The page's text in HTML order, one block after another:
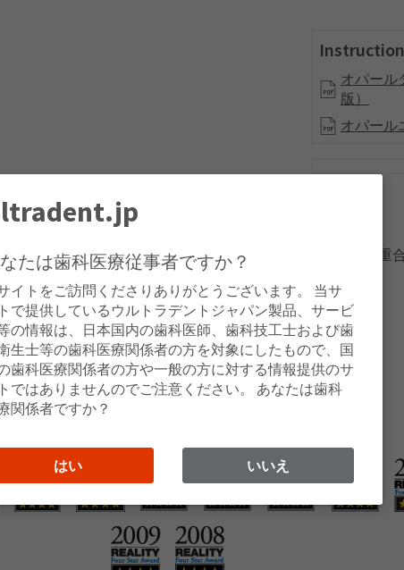
オパール
版）
オパール
保護します。オパールダムOPを塗布した後、むらなく光重
たは歯科医療従事者ですか？
イトをご訪問くださりありがとうございます。 当サ
で提供しているウルトラデントジャパン製品、サービ
の情報は、日本国内の歯科医師、歯科技工士および歯
生士等の歯科医療関係者の方を対象にしたもので、国
歯科医療関係者の方や一般の方に対する情報提供のサ
ではありませんのでご注意ください。 あなたは歯科
関係者ですか？
はい いいえ